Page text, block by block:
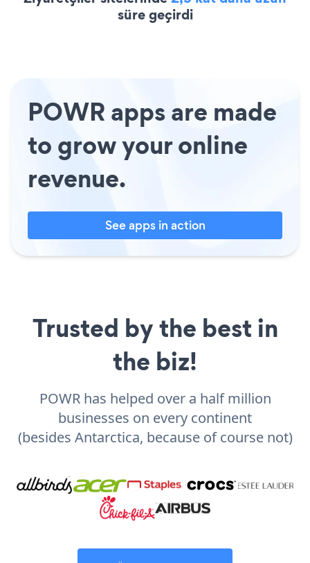
süre geçirdi
POWR apps are made
to grow your online
revenue.
See apps in action
Trusted by the best in
the biz!
POWR has helped over a half million
businesses on every continent
(besides Antarctica, because of course not)